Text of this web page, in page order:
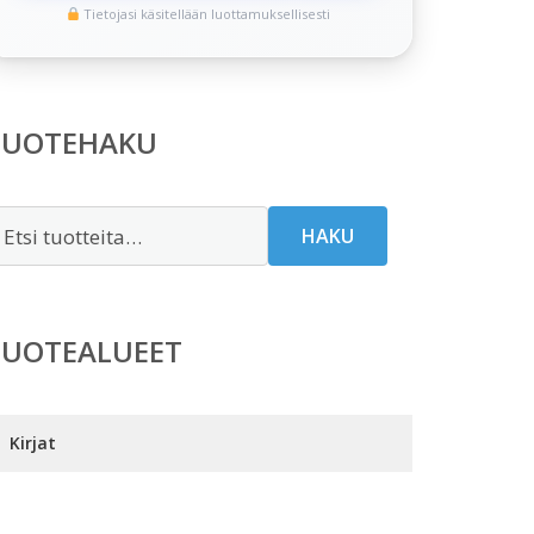
Tietojasi käsitellään luottamuksellisesti
HAKU
Kirjat